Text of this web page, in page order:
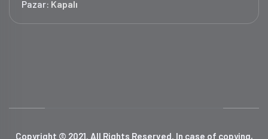
Pazar: Kapalı
Copyright © 2021. All Rights Reserved. In case of copying,